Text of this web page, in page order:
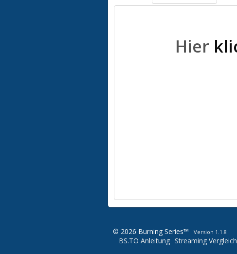
Hier
© 2026 Burning Series™ Version 1.1.8
Streaming Vergleich
BS.TO Anleitung